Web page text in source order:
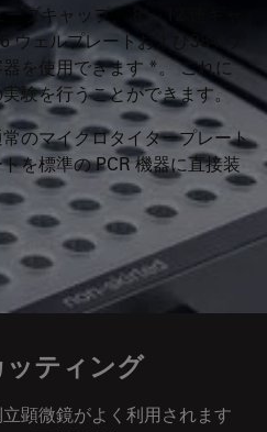
ブキャップ、 8 ～12 連キャ
ウェルプレートおよび384 ウ
を使用できます *。 これに
実験を行うことができます。
のマイクロタイタープレート
を標準の PCR 機器に直接装
ッティング
顕微鏡がよく利用されます